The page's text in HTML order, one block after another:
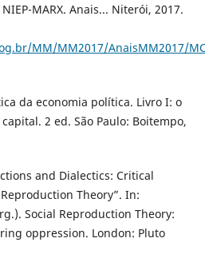
MARX. Anais... Niterói, 2017.
MM/MM2017/AnaisMM2017/
da economia política. Livro I: o
2 ed. São Paulo: Boitempo,
and Dialectics: Critical
Theory”. In:
Social Reproduction Theory:
oppression. London: Pluto